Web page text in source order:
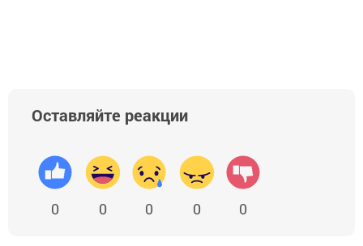
Оставляйте реакции
0 0 0 0 0